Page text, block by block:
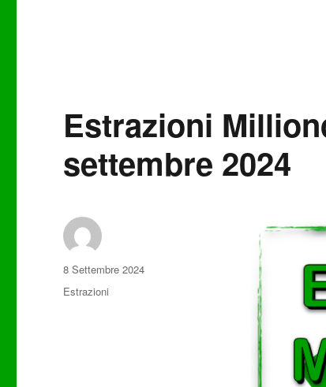
Estrazioni
settembre 2024
Autore
Pubblicato
il
8 Settembre 2024
Categorie
Estrazioni